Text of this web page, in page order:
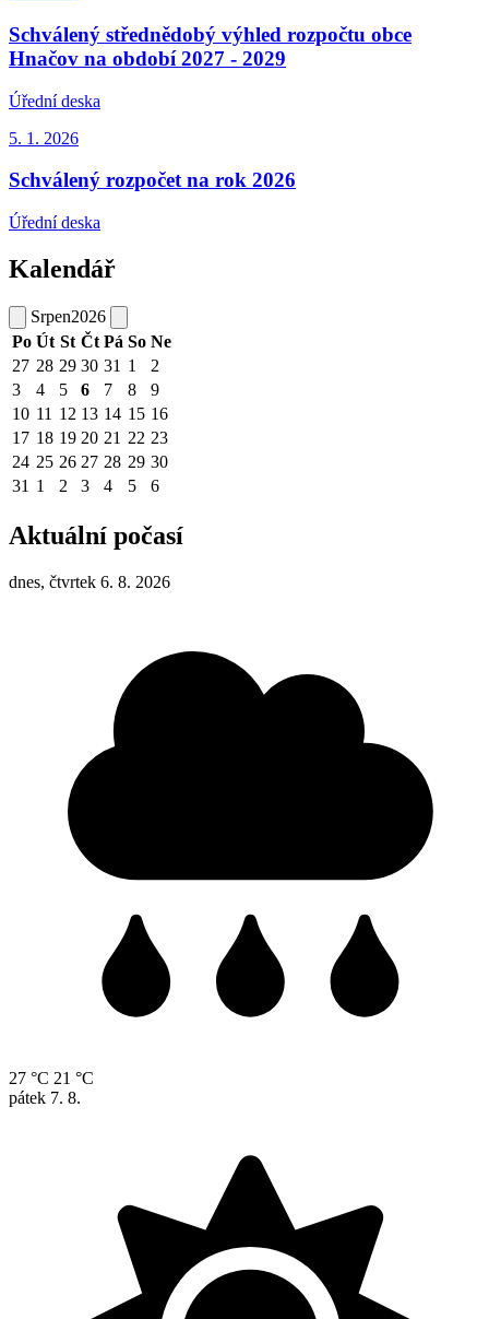
Schválený střednědobý výhled rozpočtu obce
Hnačov na období 2027 - 2029
Úřední deska
5. 1. 2026
Schválený rozpočet na rok 2026
Úřední deska
Kalendář
Srpen2026
Po Út St Čt Pá So Ne
27 28 29 30 31 1
2
3
4 5 6 7 8
9
10 11 12 13 14 15 16
17 18 19 20 21 22 23
24 25 26 27 28 29 30
31 1 2 3 4 5 6
Aktuální počasí
dnes, čtvrtek 6. 8. 2026
27 °C 21 °C
pátek 7. 8.